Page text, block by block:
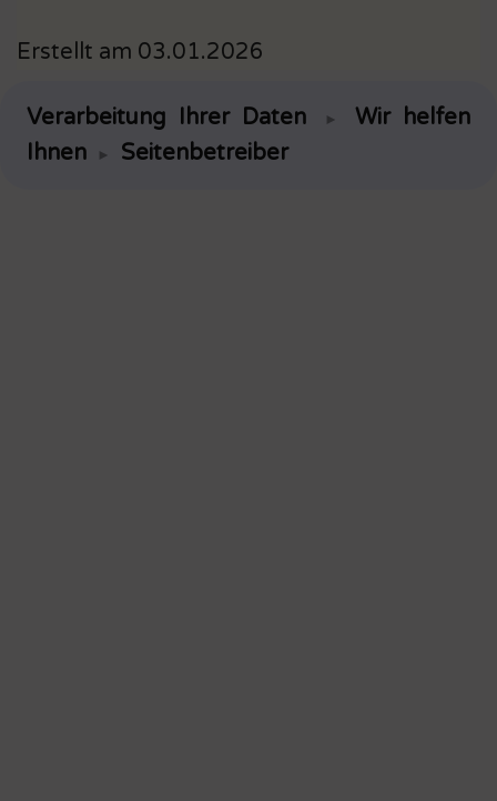
Erstellt am 03.01.2026
Verarbeitung Ihrer Daten ►
Wir helfen
Ihnen
► Seitenbetreiber